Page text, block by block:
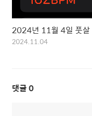
2024년 11월 4일 풋살
2024.11.04
댓글 0